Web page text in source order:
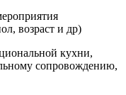
возраст и др)
кухни,
сопровождению,